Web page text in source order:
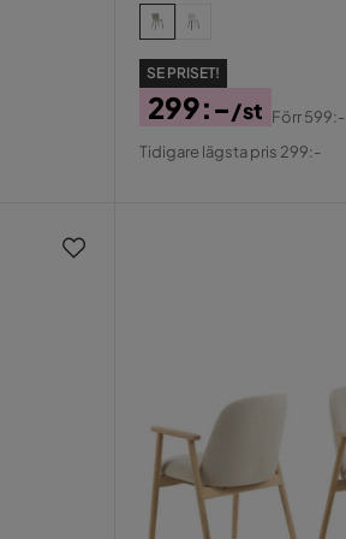
SE PRISET!
Pris
299:-/st
Original
Förr599:-
Tidigare lägsta pris 299:-